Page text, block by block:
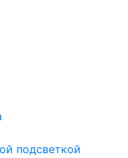
подсветкой